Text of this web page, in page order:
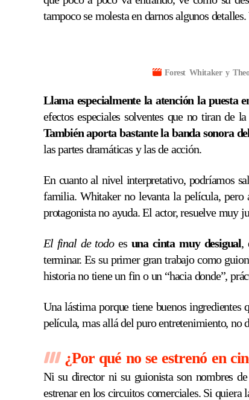
tampoco se molesta en darnos algunos
Forest Whitaker y
Llama especialmente la atención la puesta
efectos especiales solventes que no tiran de
También aporta bastante la banda sonora
las partes dramáticas y las de acción.
En cuanto al nivel interpretativo, podríamos
familia. Whitaker no levanta la película, pero
protagonista no ayuda. El actor, resuelve muy
El final de todoes una cinta muy desigual,
terminar. Es su primer gran trabajo como
historia no tiene un fin o un “hacia donde”,
Una lástima porque tiene buenos
película, mas allá del puro entretenimiento, no
¿Por qué no se estrenó en
Ni su director ni su guionista son nombres
estrenar en los circuitos comerciales. Si quiera